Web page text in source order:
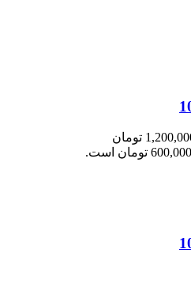
قیمت اصلی 1,200,000 تومان